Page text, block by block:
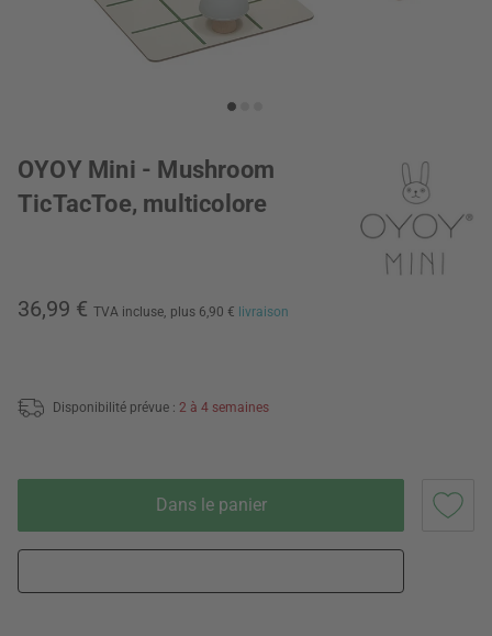
OYOY Mini - Mushroom
TicTacToe, multicolore
36,99 € TVA incluse, plus 6,90 € livraison
Disponibilité prévue : 2 à 4 semaines
Dans le panier